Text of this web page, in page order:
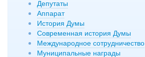
Депутаты
Аппарат
История Думы
Современная история Думы
Международное сотрудничество
Муниципальные награды